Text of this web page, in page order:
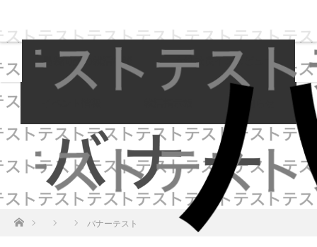
島袋尚美の就活相談 女性社長インタビュー
お知らせ
ホーム バナーテスト